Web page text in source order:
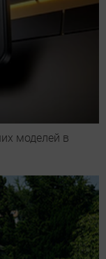
моделей в